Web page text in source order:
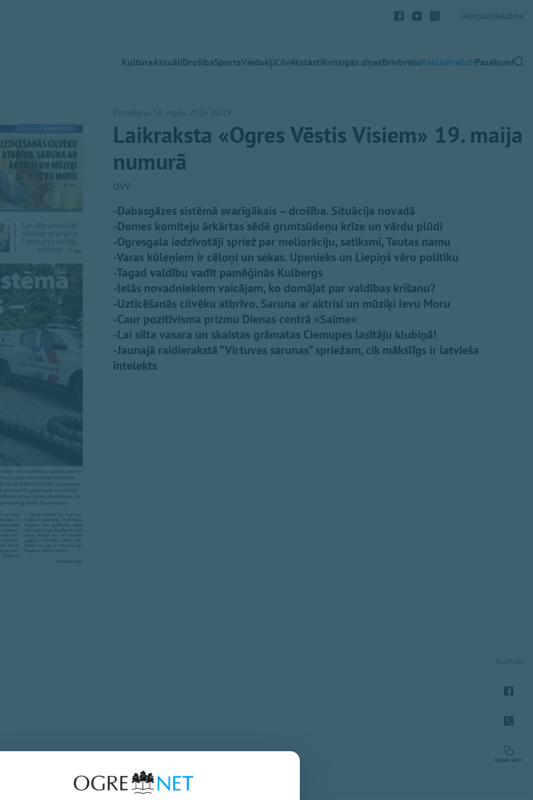
KontaktiReklāma
KultūraAktuāliDrošībaSportsViedokļiCilvēkstāstiKristīgās ziņasBrīvbrīdisReklāmrakstiPasākumi
Pirmdiena, 18. maijs, 2026 00:29
Laikraksta «Ogres Vēstis Visiem» 19. maija
numurā
OVV
-Dabasgāzes sistēmā svarīgākais – drošība. Situācija novadā
-Domes komiteju ārkārtas sēdē gruntsūdeņu krīze un vārdu plūdi
-Ogresgala iedzīvotāji spriež par meliorāciju, satiksmi, Tautas namu
-Varas kūleņiem ir cēloņi un sekas. Upenieks un Liepiņš vēro politiku
-Tagad valdību vadīt pamēģinās Kulbergs
-Ielās novadniekiem vaicājam, ko domājat par valdības krišanu?
-Uzticēšanās cilvēku atbrīvo. Saruna ar aktrisi un mūziķi Ievu Moru
-Caur pozitīvisma prizmu Dienas centrā «Saime»
-Lai silta vasara un skaistas grāmatas Ciemupes lasītāju klubiņā!
-Jaunajā raidierakstā “Virtuves sarunas” spriežam, cik mākslīgs ir latvieša
intelekts
Dalīties
Kopēt saiti
Nākamais raksts